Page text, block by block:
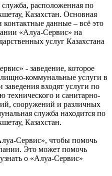
расположенная по
Казахстан. Основная
данные – всё это
«Алуа-Сервис» на
услуг Казахстана
- заведение, которое
коммунальные услуги в
входят услуги по
технического и санитарно-
сооружений и различных
служба находится по
Казахстан.
Сервис», чтобы помочь
Это может помочь
о «Алуа-Сервис»